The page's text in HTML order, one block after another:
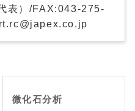
表）/FAX:043-275-
微化石分析